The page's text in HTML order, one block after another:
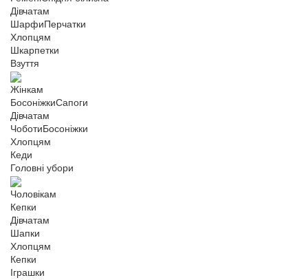
Дівчатам
ШарфиПерчатки
Хлопцям
Шкарпетки
Взуття
Жінкам
БосоніжкиСапоги
Дівчатам
ЧоботиБосоніжки
Хлопцям
Кеди
Головні убори
Чоловікам
Кепки
Дівчатам
Шапки
Хлопцям
Кепки
Іграшки